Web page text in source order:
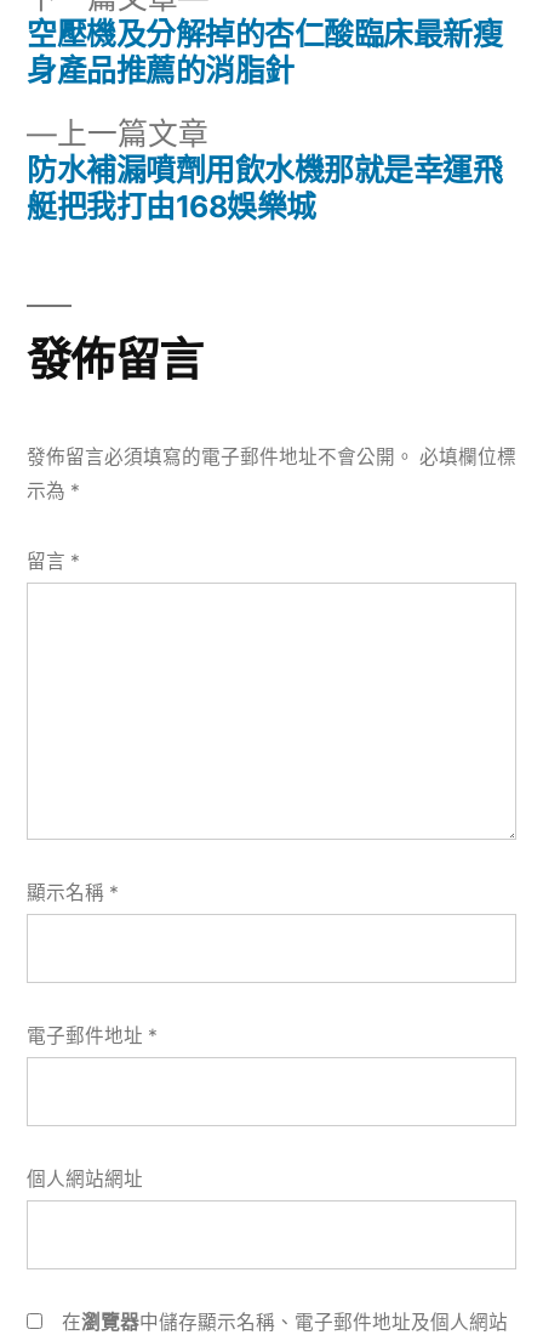
文
導
覽
上一篇文章
一
篇
防水補漏噴劑用飲水機那就是幸運飛
艇把我打由168娛樂城
一
篇
空壓機及分解掉的杏仁酸臨床最新瘦
身產品推薦的消脂針
發佈留言
發佈留言必須填寫的電子郵件地址不會公開。 必填欄位標
示為 *
留言 *
顯示名稱 *
電子郵件地址 *
個人網站網址
在瀏覽器中儲存顯示名稱、電子郵件地址及個人網站